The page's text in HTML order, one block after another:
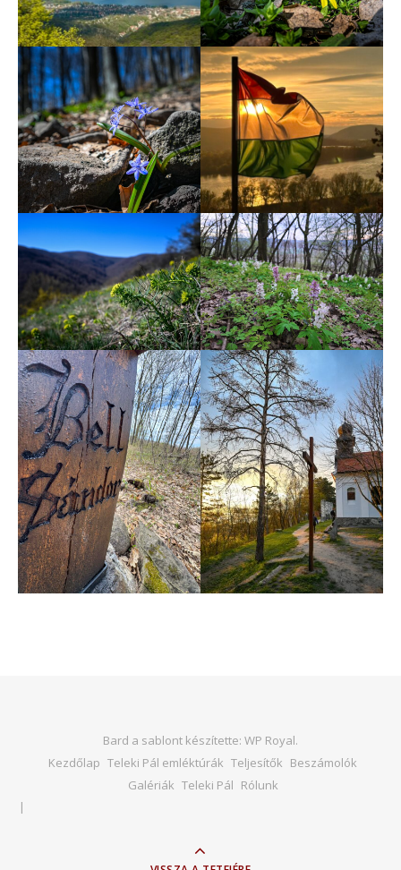
Bard a sablont készítette: WP Royal.
Kezdőlap Teleki Pál emléktúrák Teljesítők Beszámolók
Galériák Teleki Pál Rólunk